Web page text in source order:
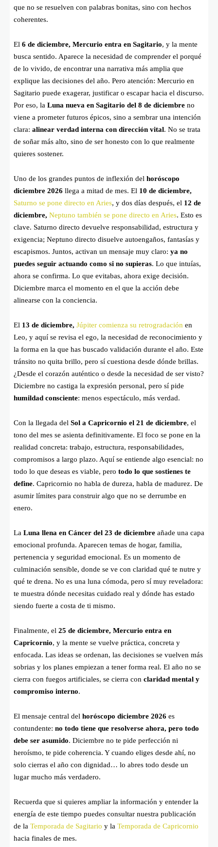
que no se resuelven con palabras bonitas, sino con hechos
coherentes.
El 6 de diciembre, Mercurio entra en Sagitario, y la mente
busca sentido. Aparece la necesidad de comprender el porqué
de lo vivido, de encontrar una narrativa más amplia que
explique las decisiones del año. Pero atención: Mercurio en
Sagitario puede exagerar, justificar o escapar hacia el discurso.
Por eso, la Luna nueva en Sagitario del 8 de diciembre no
viene a prometer futuros épicos, sino a sembrar una intención
clara: alinear verdad interna con dirección vital. No se trata
de soñar más alto, sino de ser honesto con lo que realmente
quieres sostener.
Uno de los grandes puntos de inflexión del horóscopo
diciembre 2026 llega a mitad de mes. El 10 de diciembre,
Saturno se pone directo en Aries, y dos días después, el 12 de
diciembre, Neptuno también se pone directo en Aries. Esto es
clave. Saturno directo devuelve responsabilidad, estructura y
exigencia; Neptuno directo disuelve autoengaños, fantasías y
escapismos. Juntos, activan un mensaje muy claro: ya no
puedes seguir actuando como si no supieras. Lo que intuías,
ahora se confirma. Lo que evitabas, ahora exige decisión.
Diciembre marca el momento en el que la acción debe
alinearse con la conciencia.
El 13 de diciembre, Júpiter comienza su retrogradación en
Leo, y aquí se revisa el ego, la necesidad de reconocimiento y
la forma en la que has buscado validación durante el año. Este
tránsito no quita brillo, pero sí cuestiona desde dónde brillas.
¿Desde el corazón auténtico o desde la necesidad de ser visto?
Diciembre no castiga la expresión personal, pero sí pide
humildad consciente: menos espectáculo, más verdad.
Con la llegada del Sol a Capricornio el 21 de diciembre, el
tono del mes se asienta definitivamente. El foco se pone en la
realidad concreta: trabajo, estructura, responsabilidades,
compromisos a largo plazo. Aquí se entiende algo esencial: no
todo lo que deseas es viable, pero todo lo que sostienes te
define. Capricornio no habla de dureza, habla de madurez. De
asumir límites para construir algo que no se derrumbe en
enero.
La Luna llena en Cáncer del 23 de diciembre añade una capa
emocional profunda. Aparecen temas de hogar, familia,
pertenencia y seguridad emocional. Es un momento de
culminación sensible, donde se ve con claridad qué te nutre y
qué te drena. No es una luna cómoda, pero sí muy reveladora:
te muestra dónde necesitas cuidado real y dónde has estado
siendo fuerte a costa de ti mismo.
Finalmente, el 25 de diciembre, Mercurio entra en
Capricornio, y la mente se vuelve práctica, concreta y
enfocada. Las ideas se ordenan, las decisiones se vuelven más
sobrias y los planes empiezan a tener forma real. El año no se
cierra con fuegos artificiales, se cierra con claridad mental y
compromiso interno.
El mensaje central del horóscopo diciembre 2026 es
contundente: no todo tiene que resolverse ahora, pero todo
debe ser asumido. Diciembre no te pide perfección ni
heroísmo, te pide coherencia. Y cuando eliges desde ahí, no
solo cierras el año con dignidad… lo abres todo desde un
lugar mucho más verdadero.
Recuerda que si quieres ampliar la información y entender la
energía de este tiempo puedes consultar nuestra publicación
de la Temporada de Sagitario y la Temporada de Capricornio
hacia finales de mes.